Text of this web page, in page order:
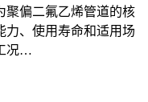
聚偏二氟乙烯管道的核
力、使用寿命和适用场
况…